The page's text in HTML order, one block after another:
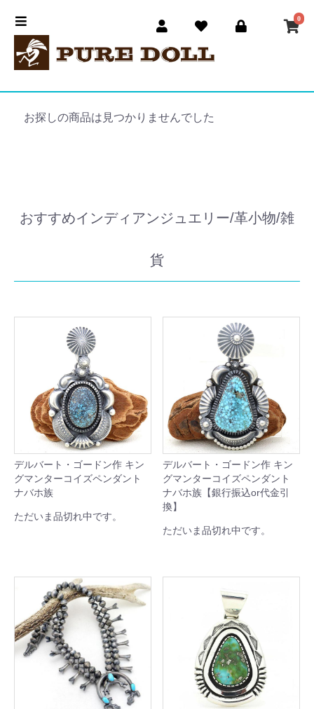
0
お探しの商品は見つかりませんでした
おすすめインディアンジュエリー/革小物/雑
貨
デルバート・ゴードン作 キン
グマンターコイズペンダント
ナバホ族
ただいま品切れ中です。
デルバート・ゴードン作 キン
グマンターコイズペンダント
ナバホ族【銀行振込or代金引
換】
ただいま品切れ中です。